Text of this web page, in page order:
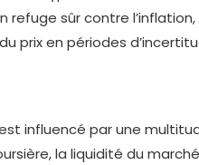
sûr contre
prix en périodes
influencé par une
la liquidité du